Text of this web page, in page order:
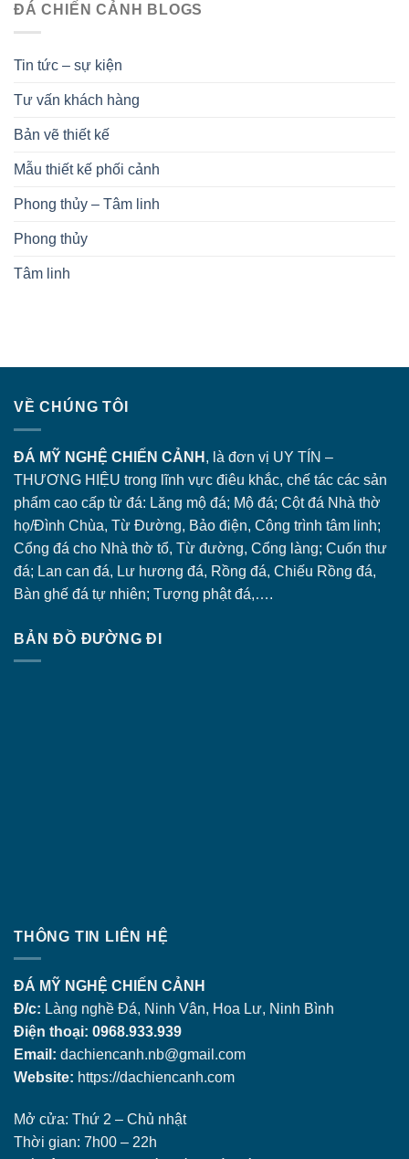
ĐÁ CHIẾN CẢNH BLOGS
Tin tức – sự kiện
Tư vấn khách hàng
Bản vẽ thiết kế
Mẫu thiết kế phối cảnh
Phong thủy – Tâm linh
Phong thủy
Tâm linh
VỀ CHÚNG TÔI
ĐÁ MỸ NGHỆ CHIẾN CẢNH , là đơn vị UY TÍN –
THƯƠNG HIỆU trong lĩnh vực điêu khắc, chế tác các sản
phẩm cao cấp từ đá: Lăng mộ đá; Mộ đá; Cột đá Nhà thờ
họ/Đình Chùa, Từ Đường, Bảo điện, Công trình tâm linh;
Cổng đá cho Nhà thờ tổ, Từ đường, Cổng làng; Cuốn thư
đá; Lan can đá, Lư hương đá, Rồng đá, Chiếu Rồng đá,
Bàn ghế đá tự nhiên; Tượng phật đá,….
BẢN ĐỒ ĐƯỜNG ĐI
THÔNG TIN LIÊN HỆ
ĐÁ MỸ NGHỆ CHIẾN CẢNH
Đ/c: Làng nghề Đá, Ninh Vân, Hoa Lư, Ninh Bình
Điện thoại: 0968.933.939
Email: dachiencanh.nb@gmail.com
Website: https://dachiencanh.com
Mở cửa: Thứ 2 – Chủ nhật
Thời gian: 7h00 – 22h